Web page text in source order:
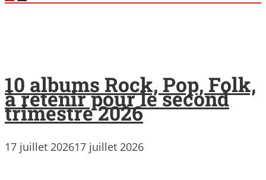
10 albums Rock, Pop, Folk,
à retenir pour le second
trimestre 2026
17 juillet 202617 juillet 2026